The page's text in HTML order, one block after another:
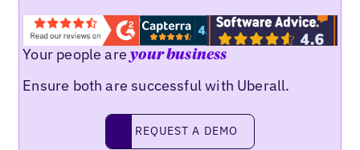
Your people areyour business
Ensure both are successful with Uberall.
Request a demo
REQUEST A DEMO